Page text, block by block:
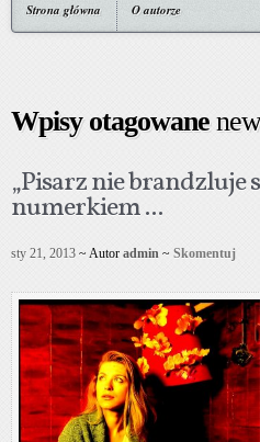
Strona główna O autorze
Wpisy otagowane
„Pisarz nie brandzluje
numerkiem ...
sty 21, 2013 ~ Autor admin ~ Skomentuj